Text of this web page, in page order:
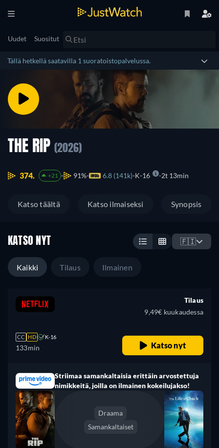
Uudet Suositut
Tällä hetkellä saatavilla 1 suoratoistopalvelussa.
THE RIP (2026)
374. +21 91% 6.8 (141k) K-16 2t 13min
Katso täältä Katso ilmaiseksi Synopsis
KATSO NYT 🇫🇮
Kaikki Tilaus Ilmainen
CC HD K-16
133min
Tilaus
9,49€ kuukaudessa
Katso nyt
Striimaa samankaltaisia erittäin arvostettuja
nimikkeitä, joilla on ilmainen kokeilujakso!
Draama
Samankaltaiset